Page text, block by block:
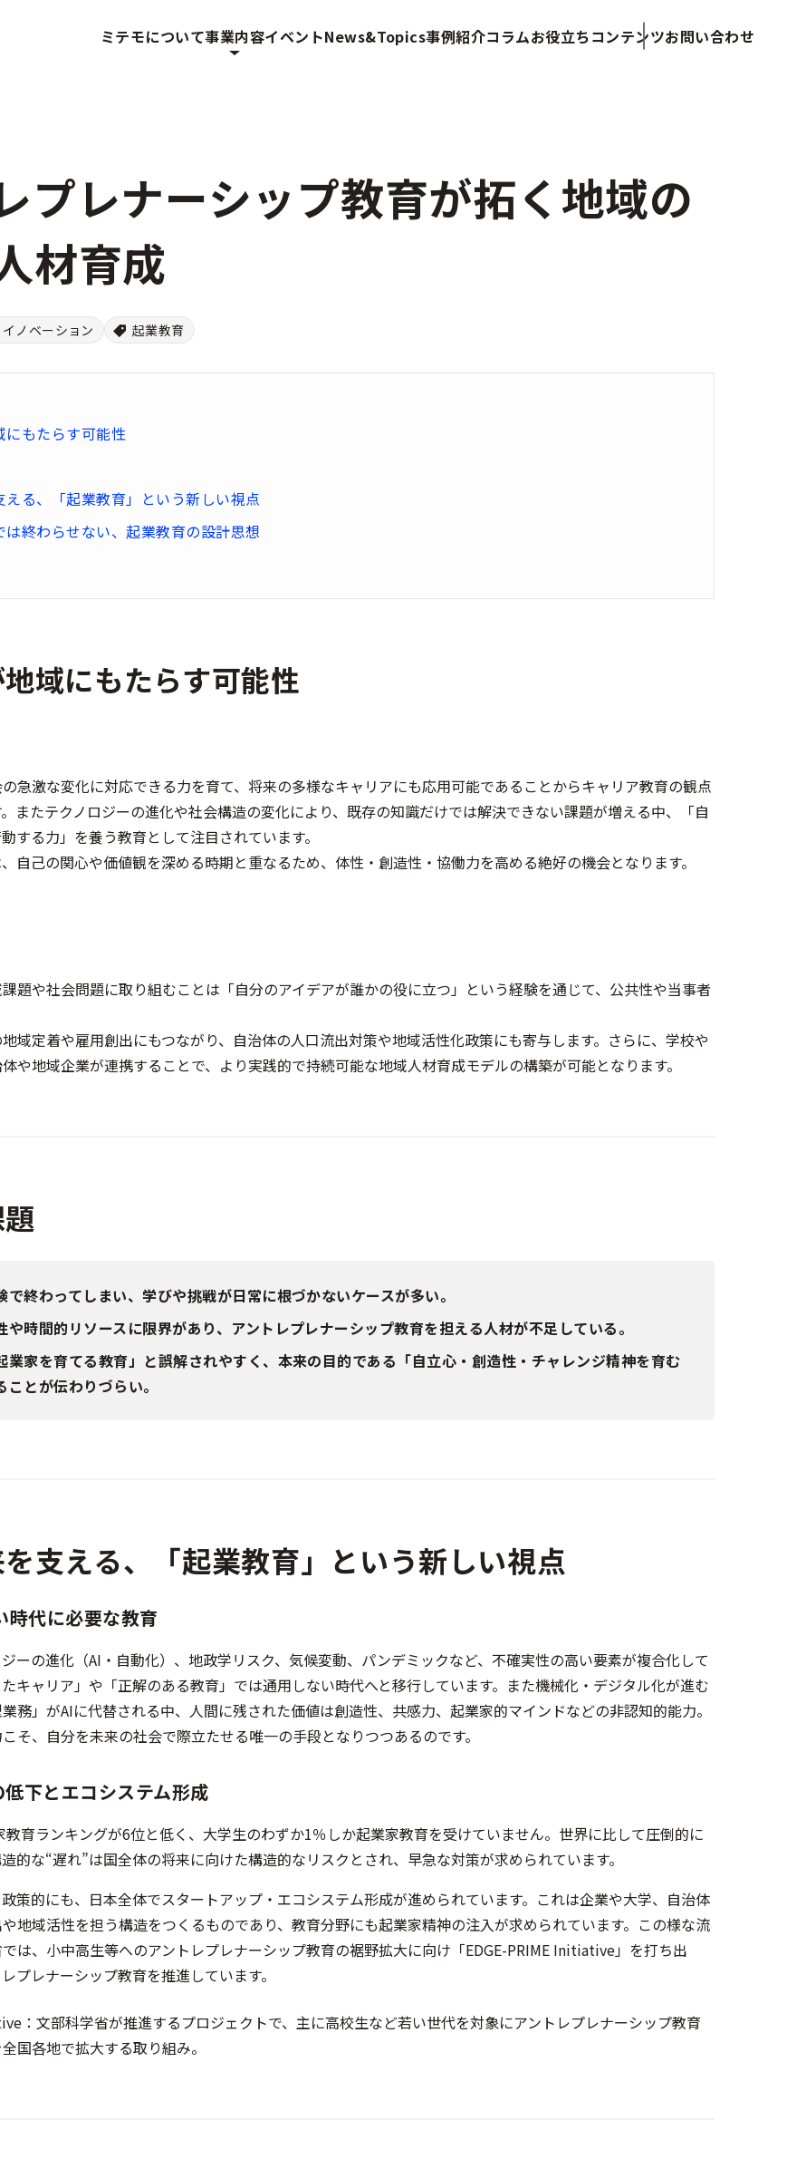
ミテモについて事業内容イベントNews&Topics事例紹介コラムお役立ちコンテンツお問い合わせ
プレナーシップ教育が拓く地域の
材育成
イノベーション 起業教育
にもたらす可能性
える、「起業教育」という新しい視点
は終わらせない、起業教育の設計思想
域にもたらす可能性
急激な変化に対応できる力を育て、将来の多様なキャリアにも応用可能であることからキャリア教育の観点
またテクノロジーの進化や社会構造の変化により、既存の知識だけでは解決できない課題が増える中、「自
する力」を養う教育として注目されています。
自己の関心や価値観を深める時期と重なるため、体性・創造性・協働力を高める絶好の機会となります。
題や社会問題に取り組むことは「自分のアイデアが誰かの役に立つ」という経験を通じて、公共性や当事者
域定着や雇用創出にもつながり、自治体の人口流出対策や地域活性化政策にも寄与します。さらに、学校や
や地域企業が連携することで、より実践的で持続可能な地域人材育成モデルの構築が可能となります。
で終わってしまい、学びや挑戦が日常に根づかないケースが多い。
や時間的リソースに限界があり、アントレプレナーシップ教育を担える人材が不足している。
業家を育てる教育」と誤解されやすく、本来の目的である「自立心・創造性・チャレンジ精神を育む
ことが伝わりづらい。
支える、「起業教育」という新しい視点
時代に必要な教育
ーの進化（AI・自動化）、地政学リスク、気候変動、パンデミックなど、不確実性の高い要素が複合化して
キャリア」や「正解のある教育」では通用しない時代へと移行しています。また機械化・デジタル化が進む
務」がAIに代替される中、人間に残された価値は創造性、共感力、起業家的マインドなどの非認知的能力。
そ、自分を未来の社会で際立たせる唯一の手段となりつつあるのです。
下とエコシステム形成
教育ランキングが6位と低く、大学生のわずか1％しか起業家教育を受けていません。世界に比して圧倒的に
的な“遅れ”は国全体の将来に向けた構造的なリスクとされ、早急な対策が求められています。
策的にも、日本全体でスタートアップ・エコシステム形成が進められています。これは企業や大学、自治体
地域活性を担う構造をつくるものであり、教育分野にも起業家精神の注入が求められています。この様な流
は、小中高生等へのアントレプレナーシップ教育の裾野拡大に向け「EDGE-PRIME Initiative」を打ち出
プレナーシップ教育を推進しています。
：文部科学省が推進するプロジェクトで、主に高校生など若い世代を対象にアントレプレナーシップ教育
国各地で拡大する取り組み。